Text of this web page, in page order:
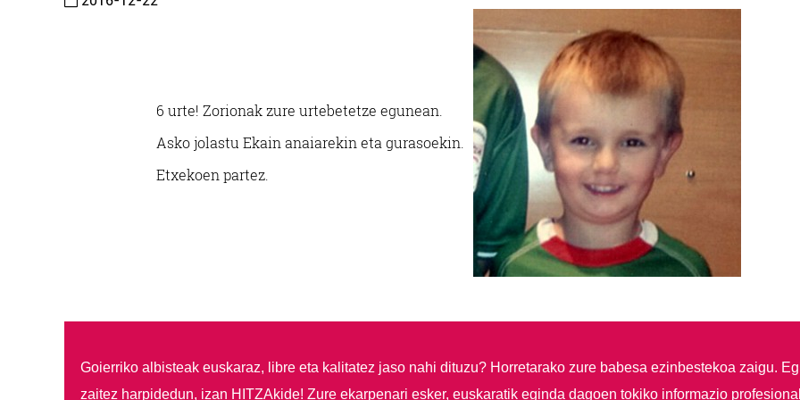
6 urte! Zorionak zure urtebetetze egunean.
Asko jolastu Ekain anaiarekin eta gurasoekin.
Etxekoen partez.
Goierriko albisteak euskaraz, libre eta kalitatez jaso nahi dituzu? Horretarako zure babesa ezinbestekoa zaigu.
zaitez harpidedun, izan HITZAkide! Zure ekarpenari esker, euskaratik eginda dagoen tokiko informazio